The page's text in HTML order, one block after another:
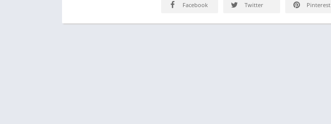
Facebook Twitter Pinterest